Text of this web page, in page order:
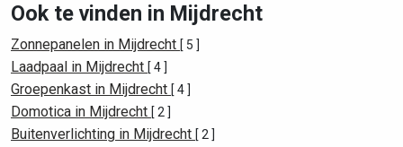
Ook te vinden in Mijdrecht
Zonnepanelen in Mijdrecht [ 5 ]
Laadpaal in Mijdrecht [ 4 ]
Groepenkast in Mijdrecht [ 4 ]
Domotica in Mijdrecht [ 2 ]
Buitenverlichting in Mijdrecht [ 2 ]